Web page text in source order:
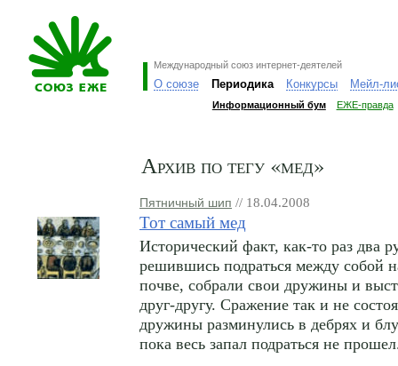
Международный союз интернет-деятелей
О союзе Периодика Конкурсы Мейл-
Информационный бум ЕЖЕ-правда
Архив по тегу «мед»
Пятничный шип // 18.04.2008
Тот самый мед
Исторический факт, как-то раз два
решившись подраться между собой
почве, собрали свои дружины и
друг-другу. Сражение так и не
дружины разминулись в дебрях и
пока весь запал подраться не